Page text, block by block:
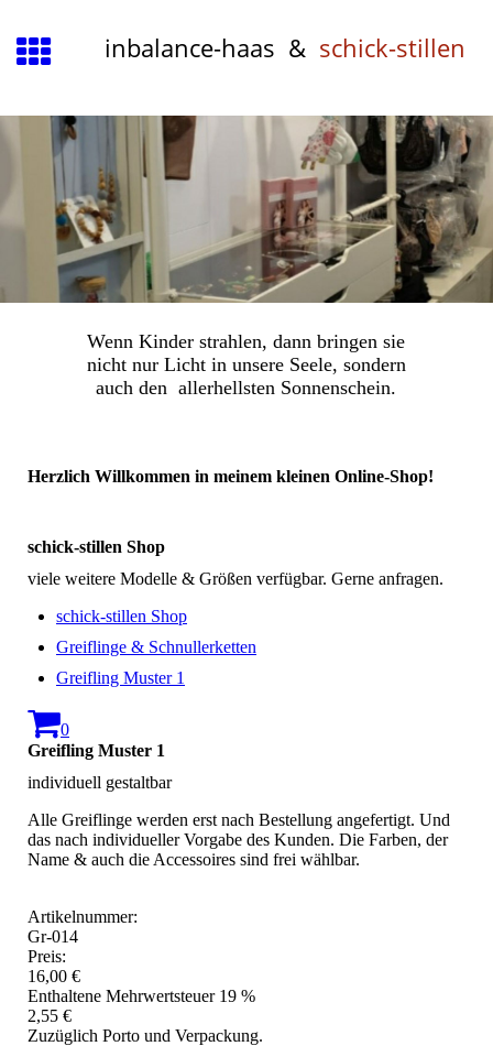
inbalance-haas & schick-stillen
Wenn Kinder strahlen, dann bringen sie
nicht nur Licht in unsere Seele, sondern
auch den allerhellsten Sonnenschein.
Herzlich Willkommen in meinem kleinen Online-Shop!
schick-stillen Shop
viele weitere Modelle & Größen verfügbar. Gerne anfragen.
schick-stillen Shop
Greiflinge & Schnullerketten
Greifling Muster 1
0
Greifling Muster 1
individuell gestaltbar
Alle Greiflinge werden erst nach Bestellung angefertigt. Und
das nach individueller Vorgabe des Kunden. Die Farben, der
Name & auch die Accessoires sind frei wählbar.
Artikelnummer:
Gr-014
Preis:
16,00 €
Enthaltene Mehrwertsteuer 19 %
2,55 €
Zuzüglich Porto und Verpackung.